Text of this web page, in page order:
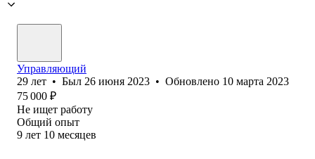
Управляющий
29 лет • Был 26 июня 2023 • Обновлено 10 марта 2023
75 000 ₽
Не ищет работу
Общий опыт
9 лет 10 месяцев